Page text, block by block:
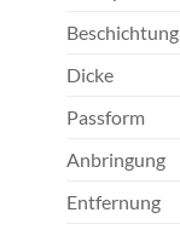
Beschichtung
Dicke
Passform
Anbringung
Entfernung